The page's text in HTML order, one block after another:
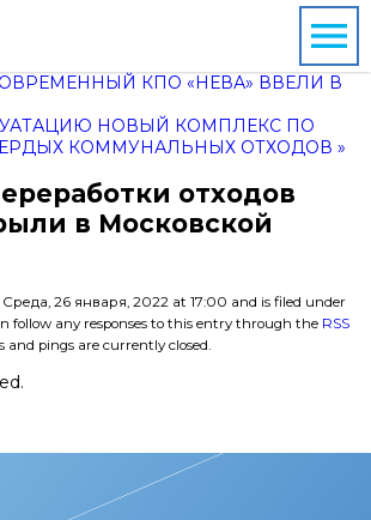
КПО «НЕВА» ВВЕЛИ В
НОВЫЙ КОМПЛЕКС ПО
КОММУНАЛЬНЫХ ОТХОДОВ »
отходов
в Московской
26 января, 2022 at 17:00 and is filed under
follow any responses to this entry through the RSS
and pings are currently closed.